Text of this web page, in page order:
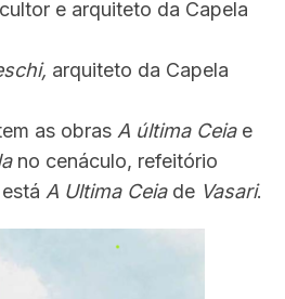
e arquiteto da Capela
arquiteto da Capela
as obras A última Ceiae
no cenáculo, refeitório
A Ultima Ceiade Vasari.